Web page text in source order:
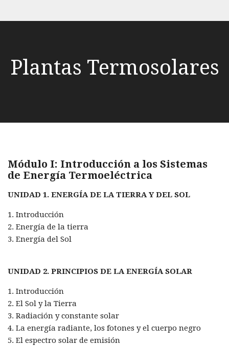
Plantas Termosolares
Módulo I: Introducción a los Sistemas
de Energía Termoeléctrica
UNIDAD 1. ENERGÍA DE LA TIERRA Y DEL SOL
1. Introducción
2. Energía de la tierra
3. Energía del Sol
UNIDAD 2. PRINCIPIOS DE LA ENERGÍA SOLAR
1. Introducción
2. El Sol y la Tierra
3. Radiación y constante solar
4. La energía radiante, los fotones y el cuerpo negro
5. El espectro solar de emisión